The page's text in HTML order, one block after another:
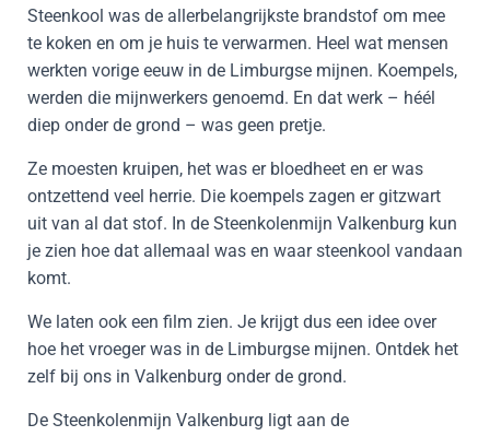
Steenkool was de allerbelangrijkste brandstof om mee
te koken en om je huis te verwarmen. Heel wat mensen
werkten vorige eeuw in de Limburgse mijnen. Koempels,
werden die mijnwerkers genoemd. En dat werk – héél
diep onder de grond – was geen pretje.
Ze moesten kruipen, het was er bloedheet en er was
ontzettend veel herrie. Die koempels zagen er gitzwart
uit van al dat stof. In de Steenkolenmijn Valkenburg kun
je zien hoe dat allemaal was en waar steenkool vandaan
komt.
We laten ook een film zien. Je krijgt dus een idee over
hoe het vroeger was in de Limburgse mijnen. Ontdek het
zelf bij ons in Valkenburg onder de grond.
De Steenkolenmijn Valkenburg ligt aan de